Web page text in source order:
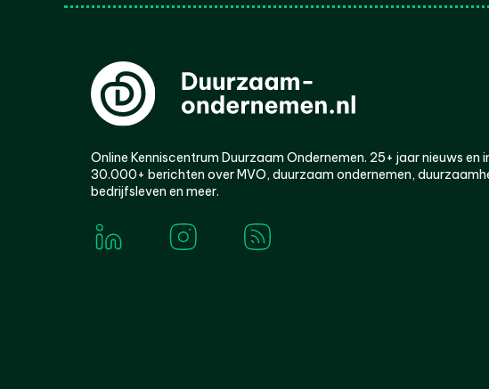
Online Kenniscentrum Duurzaam Ondernemen. 25+ jaar nieuws en
30.000+ berichten over MVO, duurzaam ondernemen,
bedrijfsleven en meer.